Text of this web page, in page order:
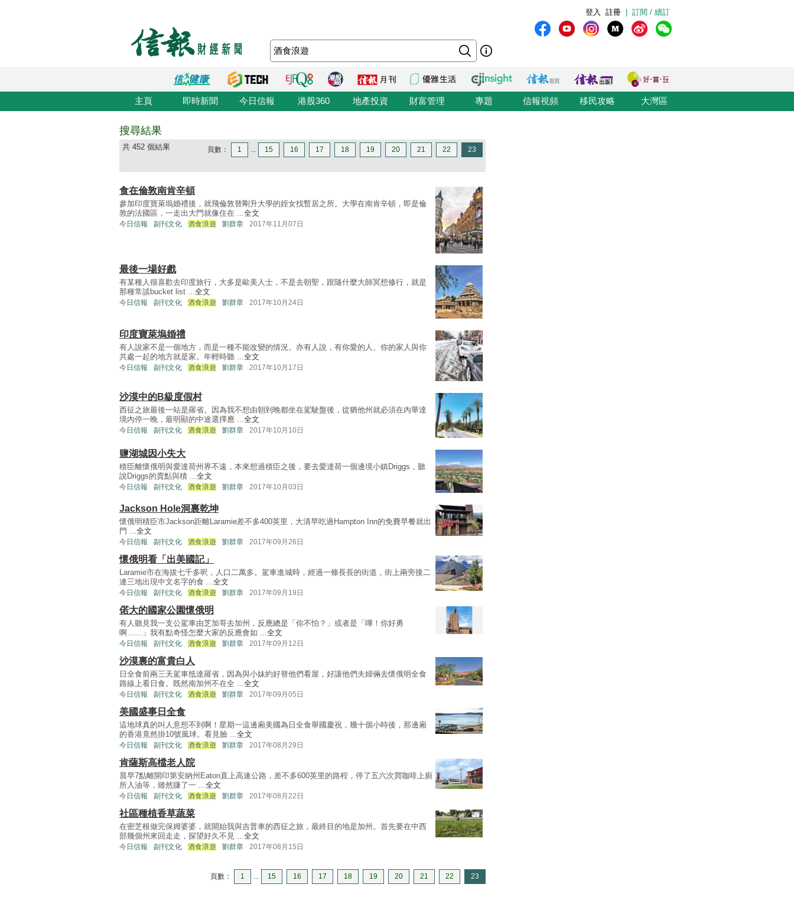
訂閱 / 續訂
註冊
登入
主頁 即時新聞 今日信報 港股360 地產投資 財富管理 專題 信報視頻 移民攻略 大灣區
搜尋結果
共 452 個結果 頁數： 1 ... 15 16 17 18 19 20 21 22 23
食在倫敦南肯辛頓
參加印度寶萊塢婚禮後，就飛倫敦替剛升大學的姪女找暫居之所。大學在南肯辛頓，即是倫
敦的法國區，一走出大門就像住在 ...全文
今日信報 副刊文化 酒食浪遊 劉群章 2017年11月07日
最後一場好戲
有某種人很喜歡去印度旅行，大多是歐美人士，不是去朝聖，跟隨什麼大師冥想修行，就是
那種常談bucket list ... 全文
今日信報 副刊文化 酒食浪遊 劉群章 2017年10月24日
印度寶萊塢婚禮
有人說家不是一個地方，而是一種不能改變的情況。亦有人說，有你愛的人、你的家人與你
共處一起的地方就是家。年輕時聽 ... 全文
今日信報 副刊文化 酒食浪遊 劉群章 2017年10月17日
沙漠中的B級度假村
西征之旅最後一站是羅省。因為我不想由朝到晚都坐在駕駛盤後，從猶他州就必須在內華達
境內停一晚，最明顯的中途選擇應 ... 全文
今日信報 副刊文化 酒食浪遊 劉群章 2017年10月10日
鹽湖城因小失大
積臣離懷俄明與愛達荷州界不遠，本來想過積臣之後，要去愛達荷一個邊境小鎮Driggs，聽
說Driggs的賣點與積 ... 全文
今日信報 副刊文化 酒食浪遊 劉群章 2017年10月03日
Jackson Hole洞裏乾坤
懷俄明積臣市Jackson距離Laramie差不多400英里，大清早吃過Hampton Inn的免費早餐就出
門 ...全文
今日信報 副刊文化 酒食浪遊 劉群章 2017年09月26日
懷俄明看「出美國記」
Laramie市在海拔七千多呎，人口二萬多。駕車進城時，經過一條長長的街道，街上兩旁接二
連三地出現中文名字的食 ...全文
今日信報 副刊文化 酒食浪遊 劉群章 2017年09月19日
偌大的國家公園懷俄明
有人聽見我一支公駕車由芝加哥去加州，反應總是「你不怕？」或者是「嘩！你好勇
啊……」我有點奇怪怎麼大家的反應會如 ...全文
今日信報 副刊文化 酒食浪遊 劉群章 2017年09月12日
沙漠裏的富貴白人
日全食前兩三天駕車抵達羅省，因為與小妹約好替他們看屋，好讓他們夫婦倆去懷俄明全食
路線上看日食。既然南加州不在全 ...全文
今日信報 副刊文化 酒食浪遊 劉群章 2017年09月05日
美國盛事日全食
這地球真的叫人意想不到啊！星期一這邊廂美國為日全食舉國慶祝，幾十個小時後，那邊廂
的香港竟然掛10號風球。看見臉 ...全文
今日信報 副刊文化 酒食浪遊 劉群章 2017年08月29日
肯薩斯高檔老人院
晨早7點離開印第安納州Eaton直上高速公路，差不多600英里的路程，停了五六次買咖啡上廁
所入油等，雖然賺了一 ...全文
今日信報 副刊文化 酒食浪遊 劉群章 2017年08月22日
社區種植香草蔬菜
在密芝根做完保姆婆婆，就開始我與吉普車的西征之旅，最終目的地是加州。首先要在中西
部幾個州來回走走，探望好久不見 ...全文
今日信報 副刊文化 酒食浪遊 劉群章 2017年08月15日
頁數： 1 ... 15 16 17 18 19 20 21 22 23